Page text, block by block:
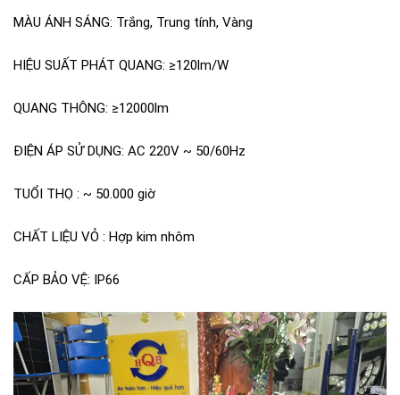
MÀU ÁNH SÁNG: Trắng, Trung tính, Vàng
HIỆU SUẤT PHÁT QUANG: ≥120lm/W
QUANG THÔNG: ≥12000lm
ĐIỆN ÁP SỬ DỤNG: AC 220V ~ 50/60Hz
TUỔI THỌ : ~ 50.000 giờ
CHẤT LIỆU VỎ : Hợp kim nhôm
CẤP BẢO VỆ: IP66